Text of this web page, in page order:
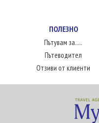
ПОЛЕЗНО
Пътувам за.....
Пътеводител
Отзиви от клиенти